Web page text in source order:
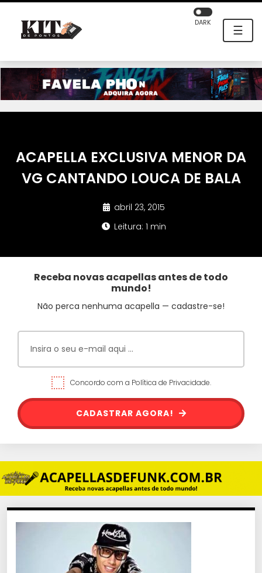
☰
DARK
ACAPELLA EXCLUSIVA MENOR DA
VG CANTANDO LOUCA DE BALA
abril 23, 2015
Leitura: 1 min
Receba novas acapellas antes de todo
mundo!
Não perca nenhuma acapella — cadastre-se!
Concordo com a Política de Privacidade.
CADASTRAR AGORA!